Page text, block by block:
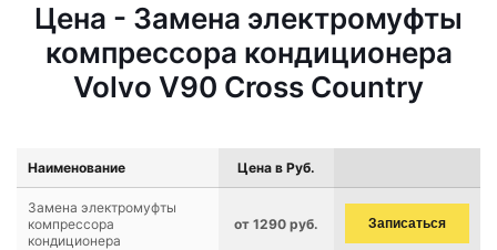
Цена - Замена электромуфты
компрессора кондиционера
Volvo V90 Cross Country
Наименование Цена в Руб.
Замена электромуфты
компрессора
кондиционера
от 1290 руб. Записаться